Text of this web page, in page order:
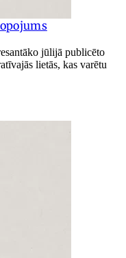
jūlijā publicēto
lietās, kas varētu